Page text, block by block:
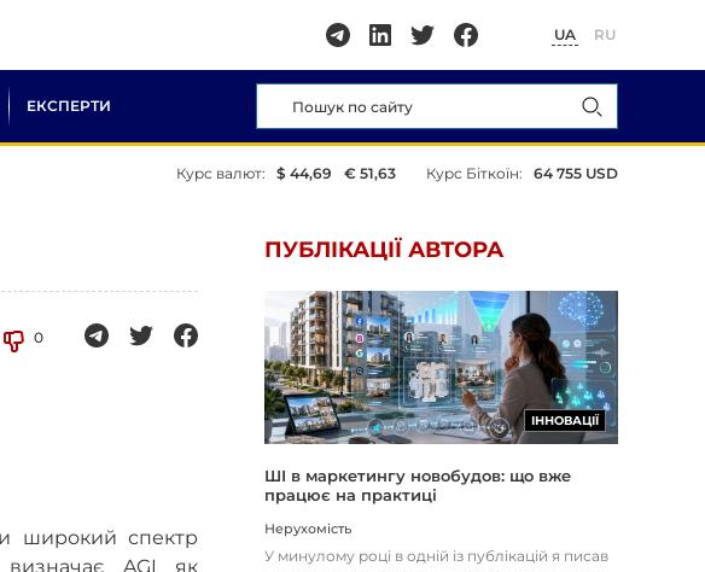
UA RU
ЕКСПЕРТИ
Курс валют: $ 44,69 € 51,63 Курс Біткоїн: 64 755 USD
0
широкий спектр
AGI як
ПУБЛІКАЦІЇ АВТОРА
ІННОВАЦІЇ
ШІ в маркетингу новобудов: що вже
працює на практиці
Нерухомість
У минулому році в одній із публікацій я писав